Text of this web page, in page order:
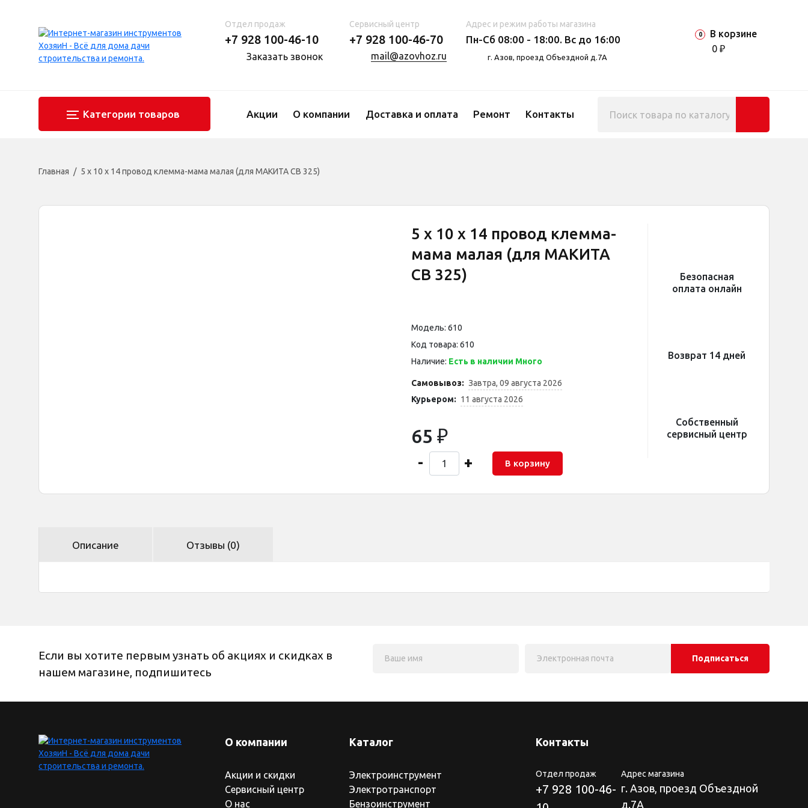
Отдел продаж
+7 928 100-46-10
Заказать звонок
Сервисный центр
+7 928 100-46-70
mail@azovhoz.ru
Адрес и режим работы магазина
Пн-Сб 08:00 - 18:00. Вс до 16:00
г. Азов, проезд Объездной д.7А
В корзине
0
0 ₽
Категории товаров Акции О компании Доставка и оплата Ремонт Контакты
Главная 5 х 10 х 14 провод клемма-мама малая (для МАКИТА СВ 325)
5 х 10 х 14 провод клемма-
мама малая (для МАКИТА
СВ 325)
Модель: 610
Код товара: 610
Наличие: Есть в наличии Много
Самовывоз: Завтра, 09 августа 2026
Курьером: 11 августа 2026
65 ₽
- + В корзину
Безопасная
оплата онлайн
Возврат 14 дней
Собственный
сервисный центр
Описание Отзывы (0)
Если вы хотите первым узнать об акциях и скидках в
нашем магазине, подпишитесь
Подписаться
О компании
Акции и скидки
Сервисный центр
О нас
Каталог
Электроинструмент
Электротранспорт
Бензоинструмент
Контакты
Отдел продаж
+7 928 100-46-
Адрес магазина
г. Азов, проезд Объездной
д.7А